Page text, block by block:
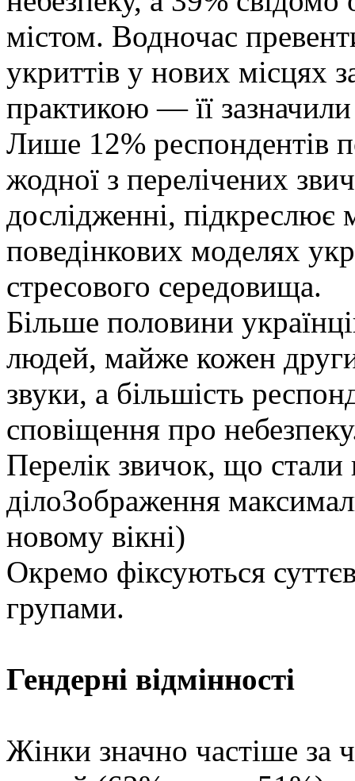
містом. Водночас
укриттів у нових
практикою — її
Лише 12% респондентів
жодної з перелічених
дослідженні, підкреслює
поведінкових моделях
стресового середовища.
Більше половини
людей, майже кожен
звуки, а більшість
сповіщення про
Перелік звичок, що
ділоЗображення
новому вікні)
Окремо фіксуються
групами.
Гендерні відмінності
Жінки значно частіше за